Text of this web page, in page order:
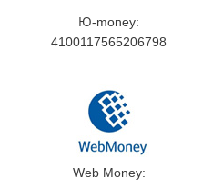
Ю-money:
4100117565206798
Web Money: